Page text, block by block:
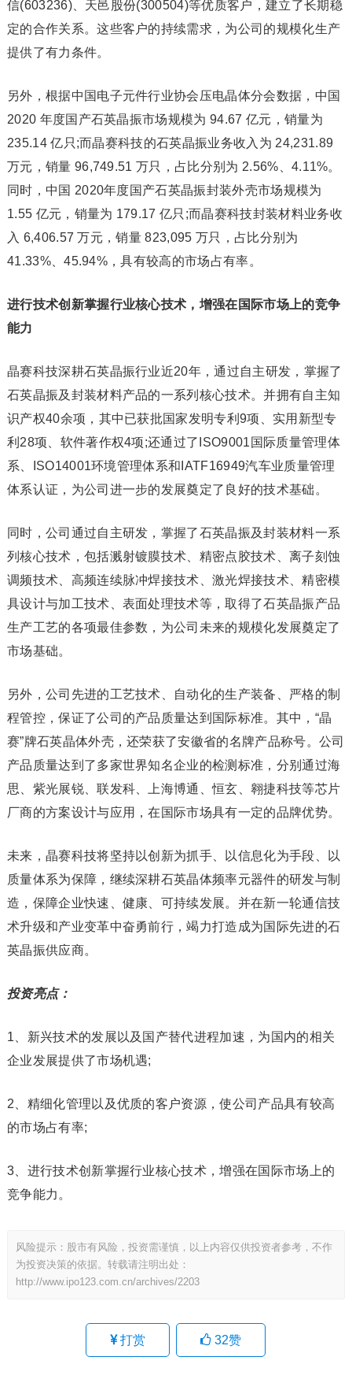
信(603236)、天邑股份(300504)等优质客户，建立了长期稳
定的合作关系。这些客户的持续需求，为公司的规模化生产
提供了有力条件。
另外，根据中国电子元件行业协会压电晶体分会数据，中国
2020 年度国产石英晶振市场规模为 94.67 亿元，销量为
235.14 亿只;而晶赛科技的石英晶振业务收入为 24,231.89
万元，销量 96,749.51 万只，占比分别为 2.56%、4.11%。
同时，中国 2020年度国产石英晶振封装外壳市场规模为
1.55 亿元，销量为 179.17 亿只;而晶赛科技封装材料业务收
入 6,406.57 万元，销量 823,095 万只，占比分别为
41.33%、45.94%，具有较高的市场占有率。
进行技术创新掌握行业核心技术，增强在国际市场上的竞争
能力
晶赛科技深耕石英晶振行业近20年，通过自主研发，掌握了
石英晶振及封装材料产品的一系列核心技术。并拥有自主知
识产权40余项，其中已获批国家发明专利9项、实用新型专
利28项、软件著作权4项;还通过了ISO9001国际质量管理体
系、ISO14001环境管理体系和IATF16949汽车业质量管理
体系认证，为公司进一步的发展奠定了良好的技术基础。
同时，公司通过自主研发，掌握了石英晶振及封装材料一系
列核心技术，包括溅射镀膜技术、精密点胶技术、离子刻蚀
调频技术、高频连续脉冲焊接技术、激光焊接技术、精密模
具设计与加工技术、表面处理技术等，取得了石英晶振产品
生产工艺的各项最佳参数，为公司未来的规模化发展奠定了
市场基础。
另外，公司先进的工艺技术、自动化的生产装备、严格的制
程管控，保证了公司的产品质量达到国际标准。其中，“晶
赛”牌石英晶体外壳，还荣获了安徽省的名牌产品称号。公司
产品质量达到了多家世界知名企业的检测标准，分别通过海
思、紫光展锐、联发科、上海博通、恒玄、翱捷科技等芯片
厂商的方案设计与应用，在国际市场具有一定的品牌优势。
未来，晶赛科技将坚持以创新为抓手、以信息化为手段、以
质量体系为保障，继续深耕石英晶体频率元器件的研发与制
造，保障企业快速、健康、可持续发展。并在新一轮通信技
术升级和产业变革中奋勇前行，竭力打造成为国际先进的石
英晶振供应商。
投资亮点：
1、新兴技术的发展以及国产替代进程加速，为国内的相关
企业发展提供了市场机遇;
2、精细化管理以及优质的客户资源，使公司产品具有较高
的市场占有率;
3、进行技术创新掌握行业核心技术，增强在国际市场上的
竞争能力。
风险提示：股市有风险，投资需谨慎，以上内容仅供投资者参考，不作
为投资决策的依据。转载请注明出处：
http://www.ipo123.com.cn/archives/2203
打赏 32赞